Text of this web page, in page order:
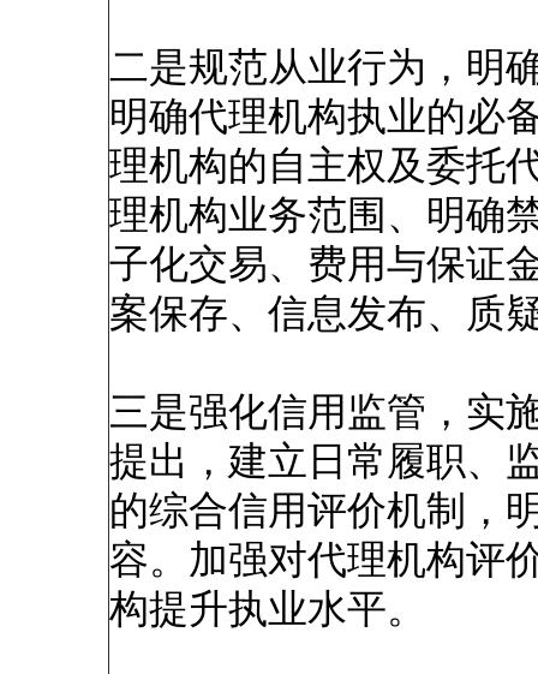
二是规范从业行为，明
明确代理机构执业的必
理机构的自主权及委托
理机构业务范围、明确
子化交易、费用与保证
案保存、信息发布、质
三是强化信用监管，实
提出，建立日常履职、
的综合信用评价机制，
容。加强对代理机构评
构提升执业水平。